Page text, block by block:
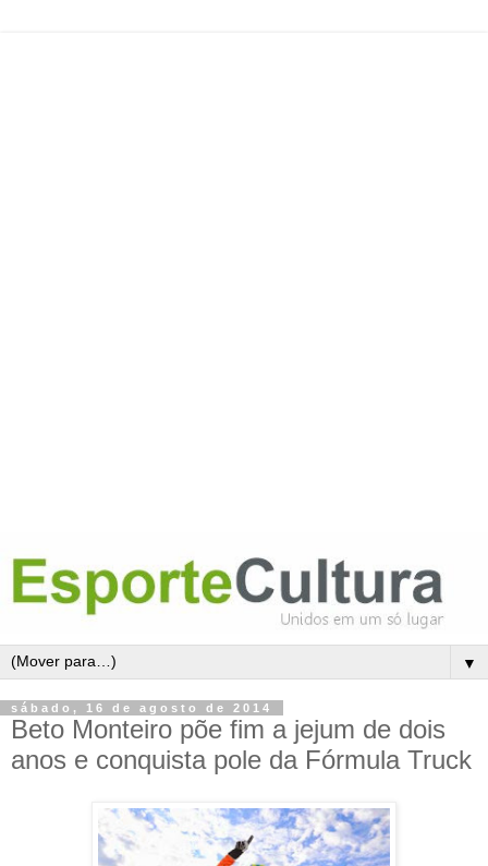
▼
sábado, 16 de agosto de 2014
Beto Monteiro põe fim a jejum de dois
anos e conquista pole da Fórmula Truck